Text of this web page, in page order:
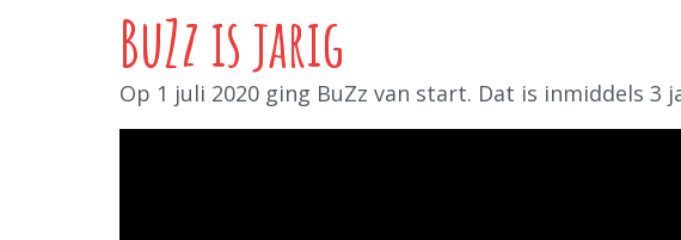
BuZz is jarig
Op 1 juli 2020 ging BuZz van start. Dat is inmiddels 3